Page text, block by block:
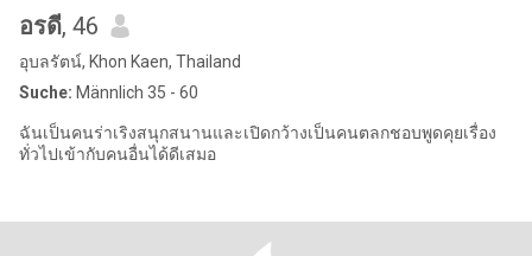
อรดี, 46
อุบลรัตน์, Khon Kaen, Thailand
Suche: Männlich 35 - 60
ฉันเป็นคนร่าเริงสนุกสนานและเปิดกว้างเป็นคนตลกชอบพูดคุยเรื่อง
ทั่วไปเข้ากับคนอื่นได้ดีเสมอ